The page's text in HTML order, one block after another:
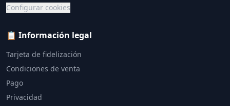
Configurar cookies
📋 Información legal
Tarjeta de fidelización
Condiciones de venta
Pago
Privacidad